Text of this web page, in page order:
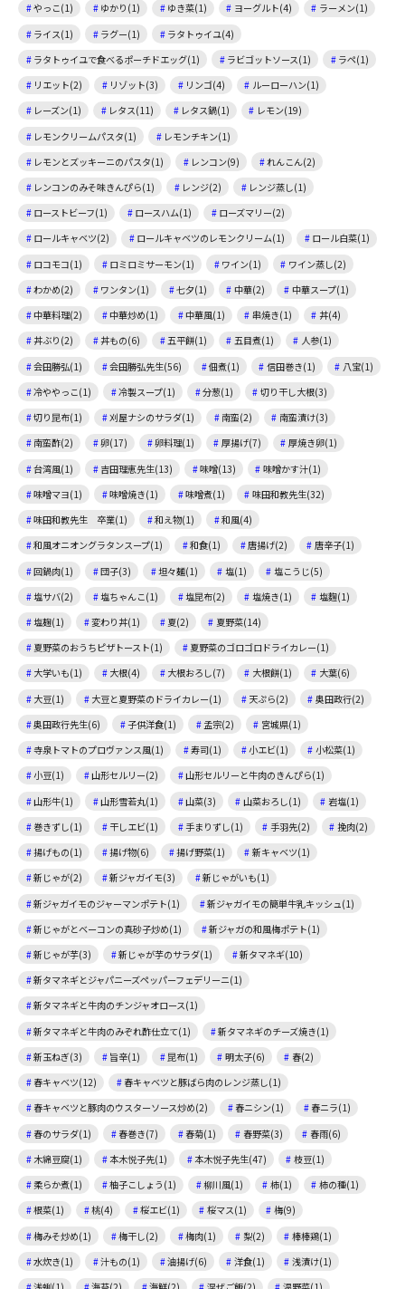
やっこ(1)
ゆかり(1) ゆき菜(1) ヨーグルト(4)
ラーメン(1)
ライス(1)
ラグー(1)
ラタトゥイユ(4)
ラタトゥイユで食べるポーチドエッグ(1)
ラビゴットソース(1)
ラペ(1)
リエット(2)
リゾット(3) リンゴ(4)
ルーローハン(1)
レーズン(1)
レタス(11) レタス鍋(1)
レモン(19)
レモンクリームパスタ(1)
レモンチキン(1)
レモンとズッキーニのパスタ(1)
レンコン(9)
れんこん(2)
レンコンのみそ味きんぴら(1)
レンジ(2)
レンジ蒸し(1)
ローストビーフ(1)
ロースハム(1)
ローズマリー(2)
ロールキャベツ(2)
ロールキャベツのレモンクリーム(1)
ロール白菜(1)
ロコモコ(1)
ロミロミサーモン(1) ワイン(1)
ワイン蒸し(2)
わかめ(2)
ワンタン(1) 七夕(1) 中華(2)
中華スープ(1)
中華料理(2)
中華炒め(1) 中華風(1) 串焼き(1)
丼(4)
丼ぶり(2)
丼もの(6) 五平餅(1) 五目煮(1)
人参(1)
会田勝弘(1)
会田勝弘先生(56) 佃煮(1) 信田巻き(1)
八宝(1)
冷ややっこ(1)
冷製スープ(1) 分葱(1)
切り干し大根(3)
切り昆布(1)
刈屋ナシのサラダ(1) 南蛮(2)
南蛮漬け(3)
南蛮酢(2)
卵(17) 卵料理(1) 厚揚げ(7)
厚焼き卵(1)
台湾風(1)
吉田理恵先生(13) 味噌(13)
味噌かす汁(1)
味噌マヨ(1)
味噌焼き(1) 味噌煮(1)
味田和教先生(32)
味田和教先生 卒業(1)
和え物(1)
和風(4)
和風オニオングラタンスープ(1)
和食(1) 唐揚げ(2)
唐辛子(1)
回鍋肉(1)
団子(3) 坦々麺(1) 塩(1)
塩こうじ(5)
塩サバ(2)
塩ちゃんこ(1) 塩昆布(2) 塩焼き(1)
塩麴(1)
塩麹(1)
変わり丼(1) 夏(2)
夏野菜(14)
夏野菜のおうちピザトースト(1)
夏野菜のゴロゴロドライカレー(1)
大学いも(1)
大根(4) 大根おろし(7) 大根餅(1)
大葉(6)
大豆(1)
大豆と夏野菜のドライカレー(1) 天ぷら(2)
奥田政行(2)
奥田政行先生(6)
子供洋食(1) 孟宗(2)
宮城県(1)
寺泉トマトのプロヴァンス風(1)
寿司(1) 小エビ(1)
小松菜(1)
小豆(1)
山形セルリー(2)
山形セルリーと牛肉のきんぴら(1)
山形牛(1)
山形雪若丸(1) 山菜(3) 山菜おろし(1)
岩塩(1)
巻きずし(1)
干しエビ(1) 手まりずし(1) 手羽先(2)
挽肉(2)
揚げもの(1)
揚げ物(6) 揚げ野菜(1)
新キャベツ(1)
新じゃが(2)
新ジャガイモ(3)
新じゃがいも(1)
新ジャガイモのジャーマンポテト(1)
新ジャガイモの簡単牛乳キッシュ(1)
新じゃがとベーコンの真砂子炒め(1)
新ジャガの和風梅ポテト(1)
新じゃが芋(3)
新じゃが芋のサラダ(1)
新タマネギ(10)
新タマネギとジャパニーズペッパーフェデリーニ(1)
新タマネギと牛肉のチンジャオロース(1)
新タマネギと牛肉のみぞれ酢仕立て(1)
新タマネギのチーズ焼き(1)
新玉ねぎ(3)
旨辛(1) 昆布(1) 明太子(6)
春(2)
春キャベツ(12)
春キャベツと豚ばら肉のレンジ蒸し(1)
春キャベツと豚肉のウスターソース炒め(2)
春ニシン(1)
春ニラ(1)
春のサラダ(1)
春巻き(7) 春菊(1) 春野菜(3)
春雨(6)
木綿豆腐(1)
本木悦子先(1) 本木悦子先生(47)
枝豆(1)
柔らか煮(1)
柚子こしょう(1) 柳川風(1) 柿(1)
柿の種(1)
根菜(1)
桃(4) 桜エビ(1) 桜マス(1)
梅(9)
梅みそ炒め(1)
梅干し(2) 梅肉(1) 梨(2)
棒棒鶏(1)
水炊き(1)
汁もの(1) 油揚げ(6) 洋食(1)
浅漬け(1)